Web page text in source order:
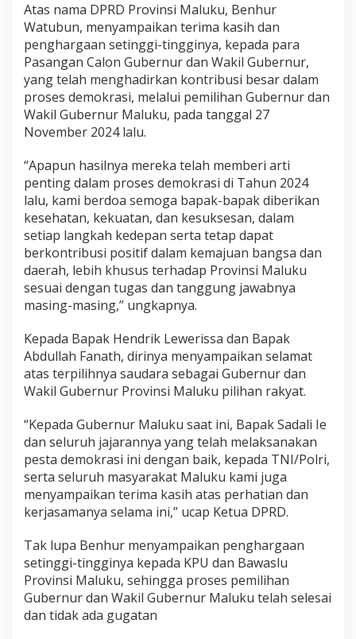
N
G
U
B
E
R
N
U
R
N
W
A
K
L
G
U
B
E
R
U
R
M
A
L
K
U
Atas nama DPRD Provinsi Maluku, Benhur
Watubun, menyampaikan terima kasih dan
penghargaan setinggi-tingginya, kepada para
Pasangan Calon Gubernur dan Wakil Gubernur,
yang telah menghadirkan kontribusi besar dalam
proses demokrasi, melalui pemilihan Gubernur dan
Wakil Gubernur Maluku, pada tanggal 27
November 2024 lalu.
“Apapun hasilnya mereka telah memberi arti
penting dalam proses demokrasi di Tahun 2024
lalu, kami berdoa semoga bapak-bapak diberikan
kesehatan, kekuatan, dan kesuksesan, dalam
setiap langkah kedepan serta tetap dapat
berkontribusi positif dalam kemajuan bangsa dan
daerah, lebih khusus terhadap Provinsi Maluku
sesuai dengan tugas dan tanggung jawabnya
masing-masing,” ungkapnya.
Kepada Bapak Hendrik Lewerissa dan Bapak
Abdullah Fanath, dirinya menyampaikan selamat
atas terpilihnya saudara sebagai Gubernur dan
Wakil Gubernur Provinsi Maluku pilihan rakyat.
“Kepada Gubernur Maluku saat ini, Bapak Sadali Ie
dan seluruh jajarannya yang telah melaksanakan
pesta demokrasi ini dengan baik, kepada TNI/Polri,
serta seluruh masyarakat Maluku kami juga
menyampaikan terima kasih atas perhatian dan
kerjasamanya selama ini,” ucap Ketua DPRD.
Tak lupa Benhur menyampaikan penghargaan
setinggi-tingginya kepada KPU dan Bawaslu
Provinsi Maluku, sehingga proses pemilihan
Gubernur dan Wakil Gubernur Maluku telah selesai
dan tidak ada gugatan